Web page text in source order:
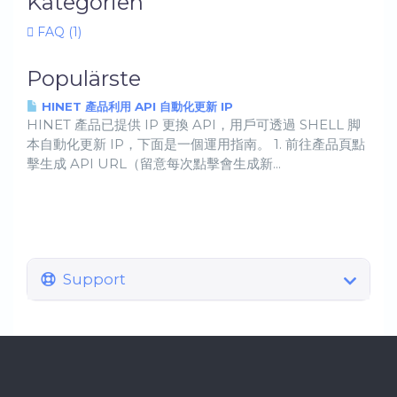
FAQ (1)
Populärste
HINET 產品利用 API 自動化更新 IP
HINET 產品已提供 IP 更換 API，用戶可透過 SHELL 脚
本自動化更新 IP，下面是一個運用指南。 1. 前往產品頁點
擊生成 API URL（留意每次點擊會生成新...
Support